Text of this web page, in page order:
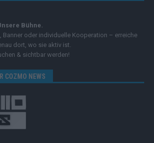
Bühne.
Banner oder individuelle Kooperation – erreiche
dort, wo sie aktiv ist.
& sichtbar werden!
COZMO NEWS